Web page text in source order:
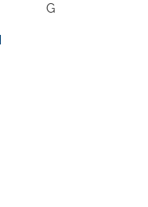
G